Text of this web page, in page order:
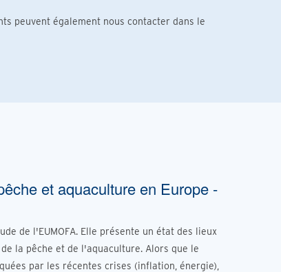
peuvent également nous contacter dans le
et aquaculture en Europe -
de l'EUMOFA. Elle présente un état des lieux
la pêche et de l'aquaculture. Alors que le
par les récentes crises (inflation, énergie),